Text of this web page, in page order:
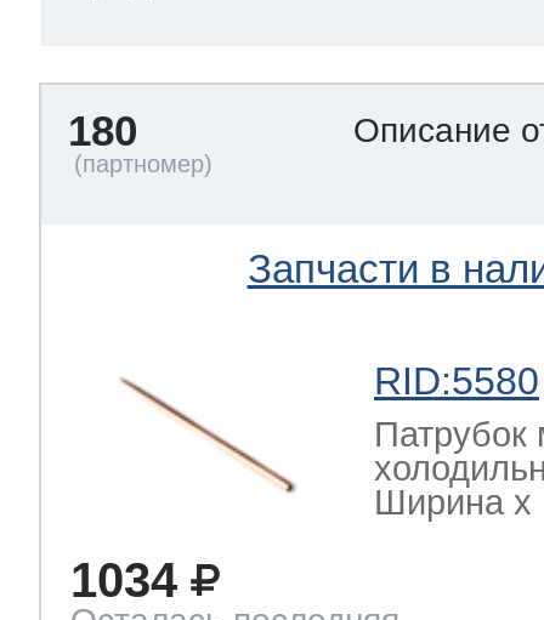
180 Описание
Запчасти в
RID:5580
Патрубок
Ширина х
1034